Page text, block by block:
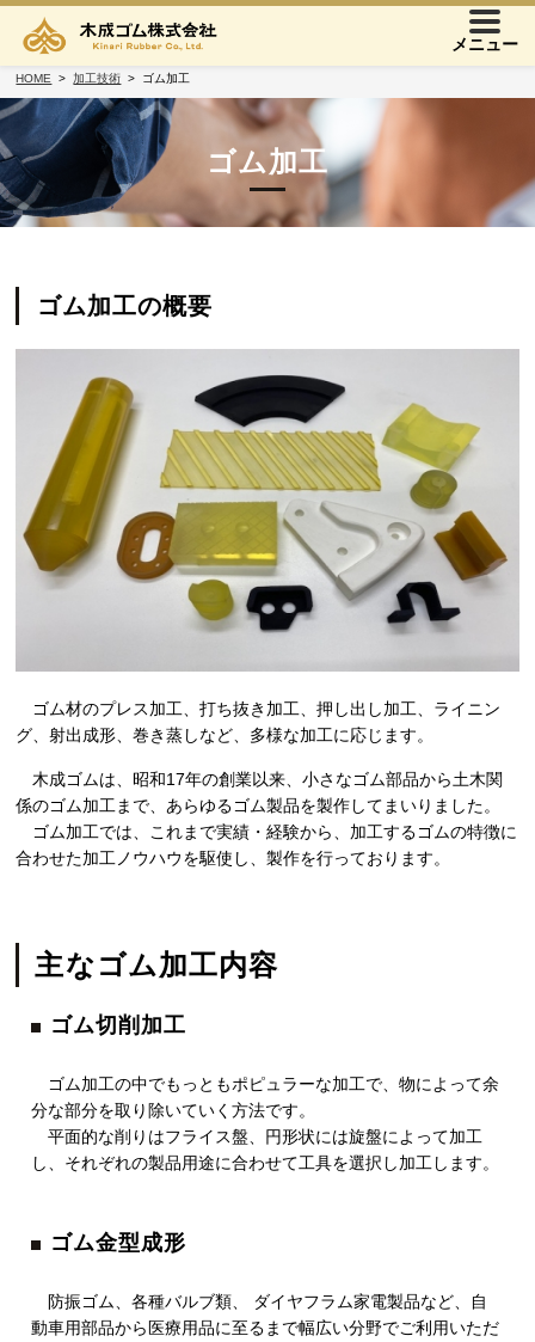
メニュー
HOME 加工技術 ゴム加工
ゴム加工
ゴム加工の概要
ゴム材のプレス加工、打ち抜き加工、押し出し加工、ライニン
グ、射出成形、巻き蒸しなど、多様な加工に応じます。
木成ゴムは、昭和17年の創業以来、小さなゴム部品から土木関
係のゴム加工まで、あらゆるゴム製品を製作してまいりました。
ゴム加工では、これまで実績・経験から、加工するゴムの特徴に
合わせた加工ノウハウを駆使し、製作を行っております。
主なゴム加工内容
ゴム切削加工
ゴム加工の中でもっともポピュラーな加工で、物によって余
分な部分を取り除いていく方法です。
平面的な削りはフライス盤、円形状には旋盤によって加工
し、それぞれの製品用途に合わせて工具を選択し加工します。
ゴム金型成形
防振ゴム、各種バルブ類、 ダイヤフラム家電製品など、自
動車用部品から医療用品に至るまで幅広い分野でご利用いただ